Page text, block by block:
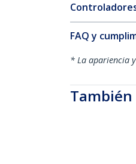
FAQ y
* La apariencia